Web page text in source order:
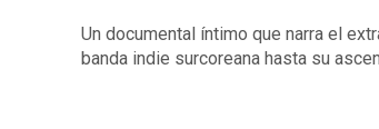
Un documental íntimo que narra el
banda indie surcoreana hasta su